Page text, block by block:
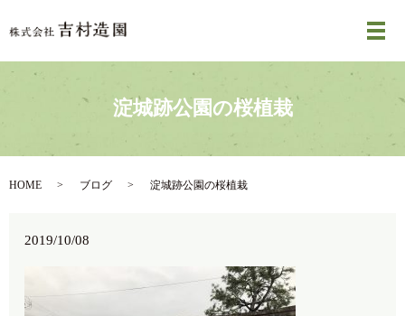
メ
淀城跡公園の桜植栽
HOME ブログ 淀城跡公園の桜植栽
2019/10/08